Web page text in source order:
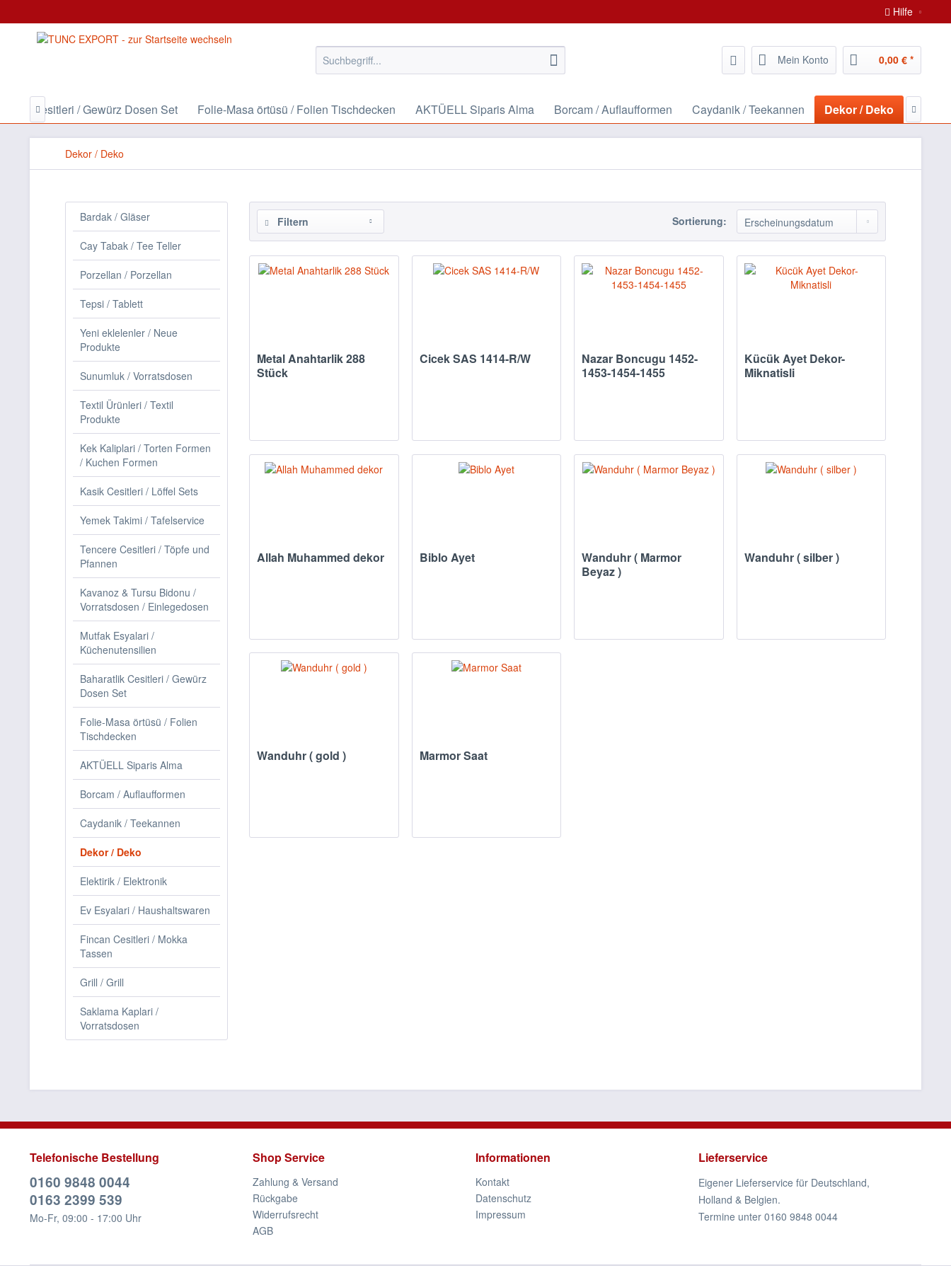
Hilfe
Mein Konto 0,00 € *
Cesitleri / Gewürz Dosen Set Folie-Masa örtüsü / Folien Tischdecken AKTÜELL Siparis Alma Borcam / Auflaufformen Caydanik / Teekannen Dekor / Deko
 
Dekor / Deko
Bardak / Gläser
Cay Tabak / Tee Teller
Porzellan / Porzellan
Tepsi / Tablett
Yeni eklelenler / Neue
Produkte
Sunumluk / Vorratsdosen
Textil Ürünleri / Textil
Produkte
Kek Kaliplari / Torten Formen
/ Kuchen Formen
Kasik Cesitleri / Löffel Sets
Yemek Takimi / Tafelservice
Tencere Cesitleri / Töpfe und
Pfannen
Kavanoz & Tursu Bidonu /
Vorratsdosen / Einlegedosen
Mutfak Esyalari /
Küchenutensilien
Baharatlik Cesitleri / Gewürz
Dosen Set
Folie-Masa örtüsü / Folien
Tischdecken
AKTÜELL Siparis Alma
Borcam / Auflaufformen
Caydanik / Teekannen
Dekor / Deko
Elektirik / Elektronik
Ev Esyalari / Haushaltswaren
Fincan Cesitleri / Mokka
Tassen
Grill / Grill
Saklama Kaplari /
Vorratsdosen
Filtern Sortierung:
Metal Anahtarlik 288
Stück
Cicek SAS 1414-R/W
Nazar Boncugu 1452-
1453-1454-1455
Kücük Ayet Dekor-
Miknatisli
Allah Muhammed dekor Biblo Ayet
Wanduhr ( Marmor
Beyaz )
Wanduhr ( silber )
Wanduhr ( gold ) Marmor Saat
Telefonische Bestellung
0160 9848 0044
0163 2399 539
Mo-Fr, 09:00 - 17:00 Uhr
Shop Service
Zahlung & Versand
Rückgabe
Widerrufsrecht
AGB
Informationen
Kontakt
Datenschutz
Impressum
Lieferservice
Eigener Lieferservice für Deutschland,
Holland & Belgien.
Termine unter 0160 9848 0044